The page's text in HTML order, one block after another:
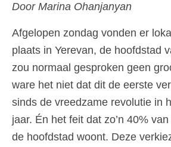
Door Marina Ohanjanyan
Afgelopen zondag vonden er
plaats in Yerevan, de hoofdstad
zou normaal gesproken geen
ware het niet dat dit de eerste
sinds de vreedzame revolutie in
jaar. Én het feit dat zo’n 40%
de hoofdstad woont. Deze